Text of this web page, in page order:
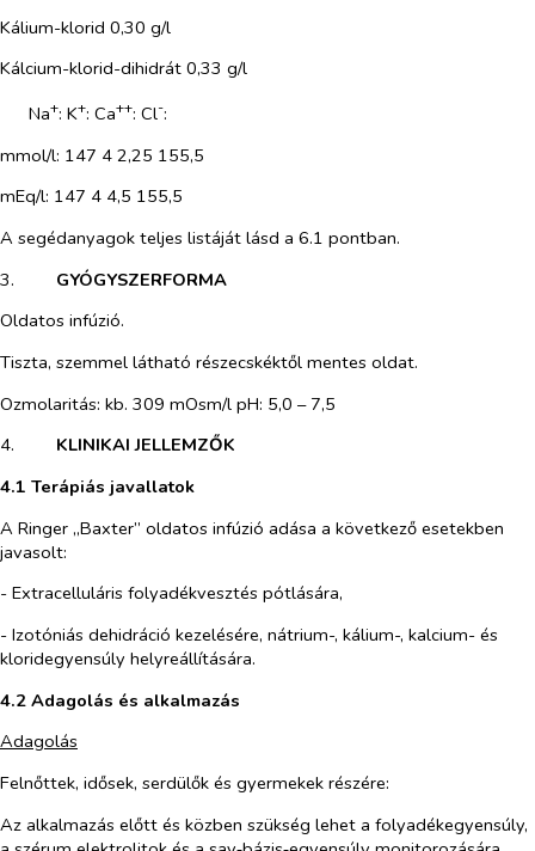
Kálium-klorid 0,30 g/l
Kálcium-klorid-dihidrát 0,33 g/l
Na+: K+: Ca++: Cl-:
mmol/l: 147 4 2,25 155,5
mEq/l: 147 4 4,5 155,5
A segédanyagok teljes listáját lásd a 6.1 pontban.
3.​
GYÓGYSZERFORMA
Oldatos infúzió.
Tiszta, szemmel látható részecskéktől mentes oldat.
Ozmolaritás: kb. 309 mOsm/l pH: 5,0 – 7,5
4.​
KLINIKAI JELLEMZŐK
4.1 Terápiás javallatok
A Ringer „Baxter” oldatos infúzió adása a következő esetekben
javasolt:
- Extracelluláris folyadékvesztés pótlására,
- Izotóniás dehidráció kezelésére, nátrium-, kálium-, kalcium- és
kloridegyensúly helyreállítására.
4.2 Adagolás és alkalmazás
Adagolás
Felnőttek, idősek, serdülők és gyermekek részére:
Az alkalmazás előtt és közben szükség lehet a folyadékegyensúly,